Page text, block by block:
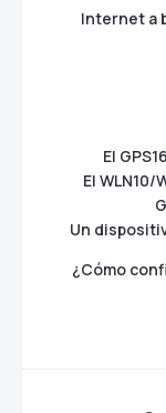
Internet a
El
El
Un
¿Cómo